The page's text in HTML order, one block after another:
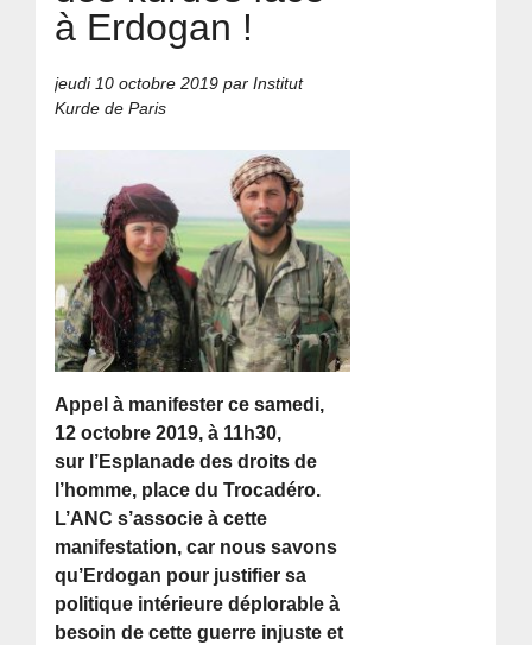
à Erdogan !
jeudi 10 octobre 2019 par Institut
Kurde de Paris
Appel à manifester ce samedi,
12 octobre 2019, à 11h30,
sur l’Esplanade des droits de
l’homme, place du Trocadéro.
L’ANC s’associe à cette
manifestation, car nous savons
qu’Erdogan pour justifier sa
politique intérieure déplorable à
besoin de cette guerre injuste et